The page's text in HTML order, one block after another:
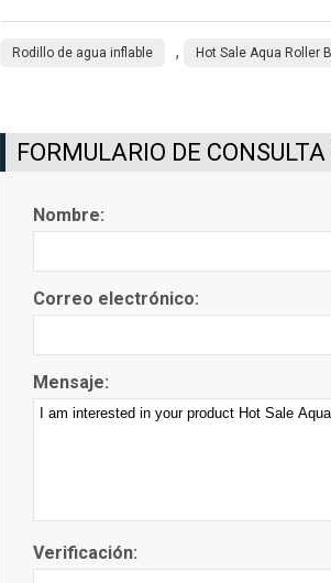
Rodillo de agua inflable , Hot Sale Aqua Roller
FORMULARIO DE
Nombre:
Correo electrónico:
Mensaje:
Verificación: